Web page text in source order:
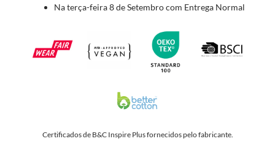
Na terça-feira 8 de Setembro com Entrega Normal
Certificados de B&C Inspire Plus fornecidos pelo fabricante.